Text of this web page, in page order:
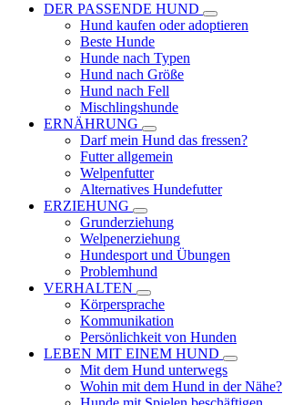
DER PASSENDE HUND
Hund kaufen oder adoptieren
Beste Hunde
Hunde nach Typen
Hund nach Größe
Hund nach Fell
Mischlingshunde
ERNÄHRUNG
Darf mein Hund das fressen?
Futter allgemein
Welpenfutter
Alternatives Hundefutter
ERZIEHUNG
Grunderziehung
Welpenerziehung
Hundesport und Übungen
Problemhund
VERHALTEN
Körpersprache
Kommunikation
Persönlichkeit von Hunden
LEBEN MIT EINEM HUND
Mit dem Hund unterwegs
Wohin mit dem Hund in der Nähe?